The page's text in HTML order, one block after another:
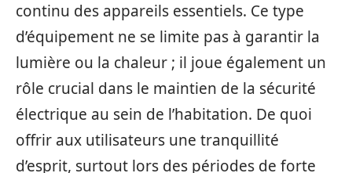
continu des appareils essentiels. Ce type
d’équipement ne se limite pas à garantir la
lumière ou la chaleur ; il joue également un
rôle crucial dans le maintien de la sécurité
électrique au sein de l’habitation. De quoi
offrir aux utilisateurs une tranquillité
d’esprit, surtout lors des périodes de forte